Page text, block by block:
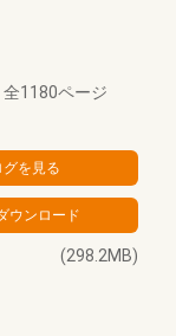
全1180ページ
(298.2MB)